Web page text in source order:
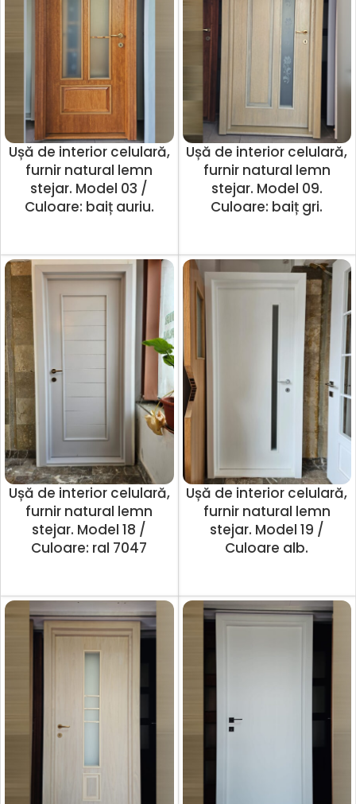
Ușă de interior celulară,
furnir natural lemn
stejar. Model 03 /
Culoare: baiț auriu.
Ușă de interior celulară,
furnir natural lemn
stejar. Model 09.
Culoare: baiț gri.
Ușă de interior celulară,
furnir natural lemn
stejar. Model 18 /
Culoare: ral 7047
Ușă de interior celulară,
furnir natural lemn
stejar. Model 19 /
Culoare alb.